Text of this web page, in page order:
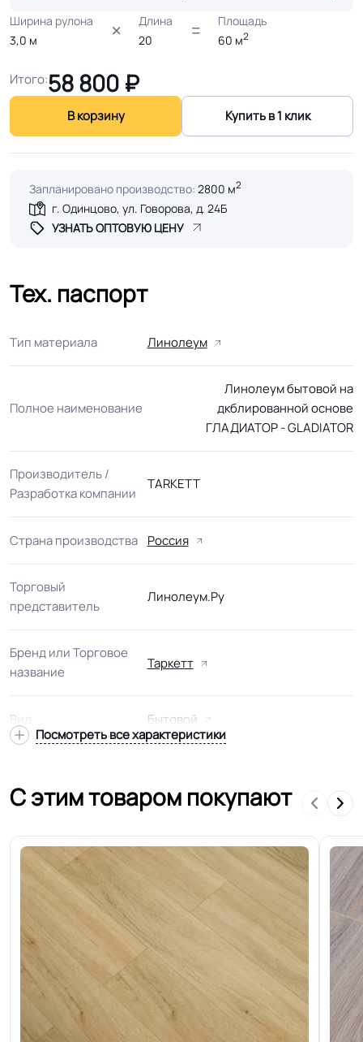
Ширина рулона
3,0 м
Длина
20
Площадь
60 м2
Итого:58 800 ₽
В корзину Купить в 1 клик
Запланировано производство: 2800 м2
г. Одинцово, ул. Говорова, д. 24Б
УЗНАТЬ ОПТОВУЮ ЦЕНУ
Тех. паспорт
Тип материала Линолеум
Полное наименование
Линолеум бытовой на
дкблированной основе
ГЛАДИАТОР - GLADIATOR
Производитель /
Разработка компании
TARKETT
Страна производства Россия
Торговый
представитель
Линолеум.Ру
Бренд или Торговое
название
Таркетт
Вид Бытовой
сопротивление
Структура
Гетерогенный многослойный
основа TEXTILE
Основа Дублированная основа
Ширина 2.0-2.5-3.0-3.5-4.0 м
Посмотреть все характеристики
С этим товаром покупают